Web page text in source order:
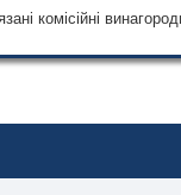
комісійні